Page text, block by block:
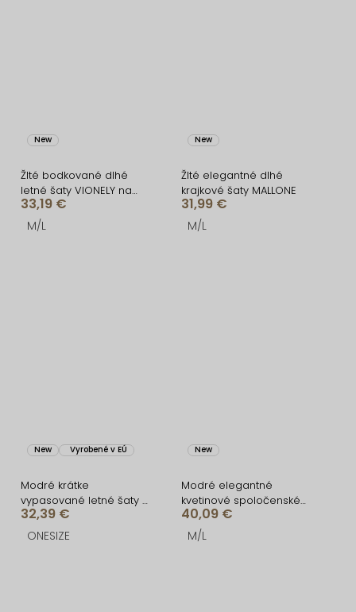
New
Žlté bodkované dlhé
letné šaty VIONELY na
ramienka
33,19 €
M/L
New
Žlté elegantné dlhé
krajkové šaty MALLONE
31,99 €
M/L
New Vyrobené v EÚ
Modré krátke
vypasované letné šaty s
citrónmi SOLARIS
32,39 €
ONESIZE
New
Modré elegantné
kvetinové spoločenské
dlhé šaty TERIANE
40,09 €
M/L